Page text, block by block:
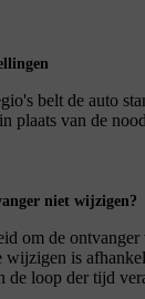
belt de auto
plaats van de
niet wijzigen?
om de ontvanger
wijzigen is
de loop der tijd